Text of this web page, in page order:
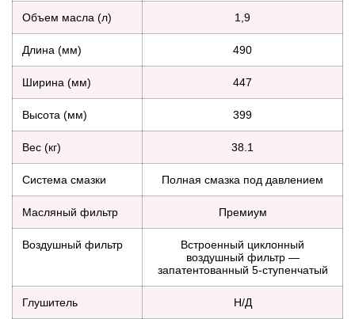
Объем масла (л) 1,9
Длина (мм) 490
Ширина (мм) 447
Высота (мм) 399
Вес (кг) 38.1
Система смазки Полная смазка под давлением
Масляный фильтр Премиум
Воздушный фильтр
Встроенный циклонный
воздушный фильтр —
запатентованный 5-ступенчатый
Глушитель Н/Д